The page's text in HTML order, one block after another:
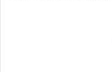
Chào bạn, dưới đây là